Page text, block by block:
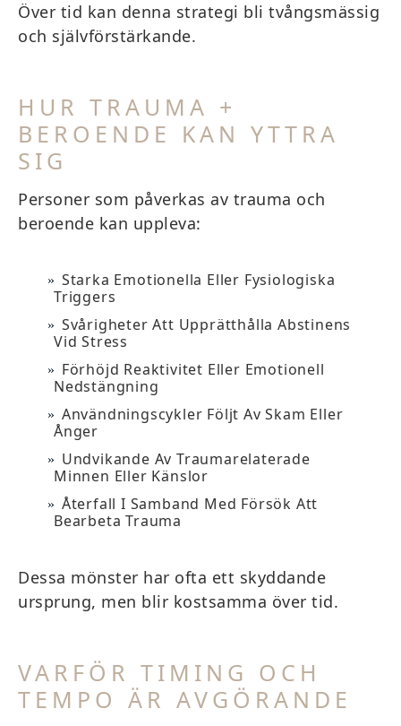
Över tid kan denna strategi bli tvångsmässig
och självförstärkande.
HUR TRAUMA +
BEROENDE KAN YTTRA
SIG
Personer som påverkas av trauma och
beroende kan uppleva:
Starka Emotionella Eller Fysiologiska
Triggers
Svårigheter Att Upprätthålla Abstinens
Vid Stress
Förhöjd Reaktivitet Eller Emotionell
Nedstängning
Användningscykler Följt Av Skam Eller
Ånger
Undvikande Av Traumarelaterade
Minnen Eller Känslor
Återfall I Samband Med Försök Att
Bearbeta Trauma
Dessa mönster har ofta ett skyddande
ursprung, men blir kostsamma över tid.
VARFÖR TIMING OCH
TEMPO ÄR AVGÖRANDE